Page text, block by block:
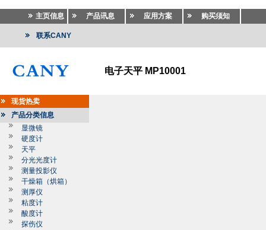
主页信息 产品讯息 应用方案 购买须知
联系CANY
电子天平 MP10001
现货热卖
产品分类信息
显微镜
硬度计
天平
分光光度计
测量投影仪
干燥箱（烘箱）
测厚仪
粘度计
酸度计
探伤仪